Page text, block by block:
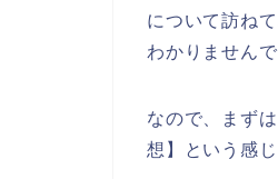
について訪ね
わかりませんで
なので、まず
想】という感